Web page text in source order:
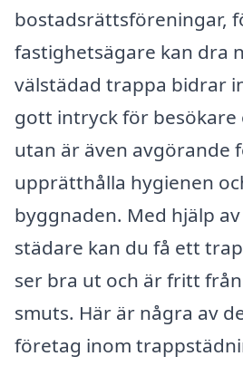
bostadsrättsföreningar,
fastighetsägare kan dra
välstädad trappa bidrar
gott intryck för besökare
utan är även avgörande
upprätthålla hygienen
byggnaden. Med hjälp
städare kan du få ett
ser bra ut och är fritt
smuts. Här är några av
företag inom